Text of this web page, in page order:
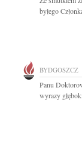
byłego
BYDGOSZCZ
Panu
wyrazy